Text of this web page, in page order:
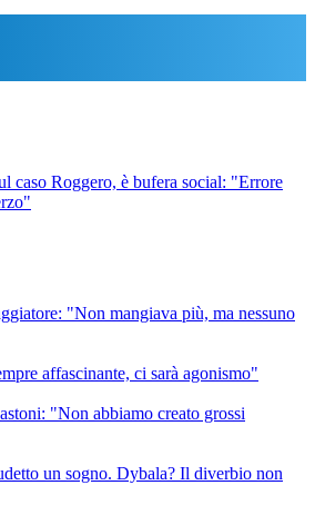
caso Roggero, è bufera social: "Errore
"Non mangiava più, ma nessuno
affascinante, ci sarà agonismo"
"Non abbiamo creato grossi
un sogno. Dybala? Il diverbio non